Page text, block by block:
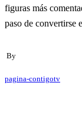
figuras más
paso de convertirse
By
pagina-contigotv